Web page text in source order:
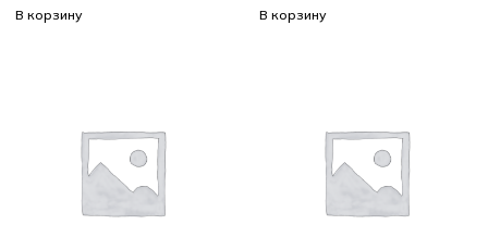
В корзину В корзину